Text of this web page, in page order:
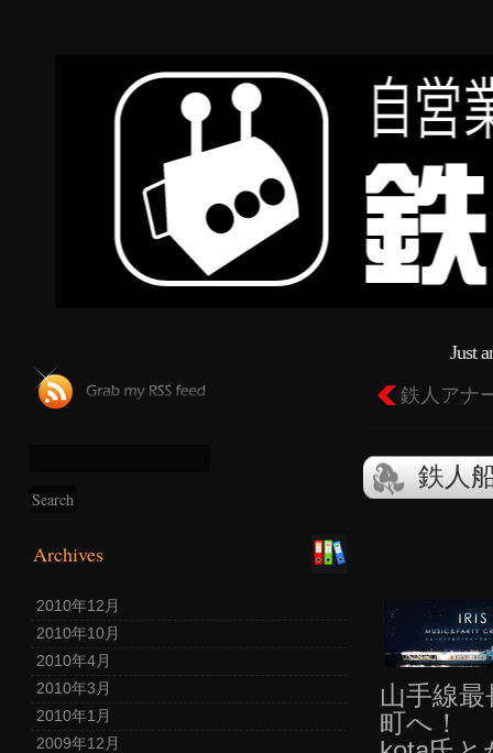
Just
Archives
2010年12月
2010年10月
2010年4月
2010年3月
2010年1月
2009年12月
鉄人アナ
鉄人
山手線
町へ！